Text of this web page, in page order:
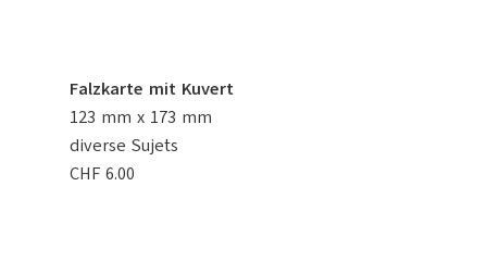
Falzkarte mit Kuvert
123 mm x 173 mm
diverse Sujets
CHF 6.00